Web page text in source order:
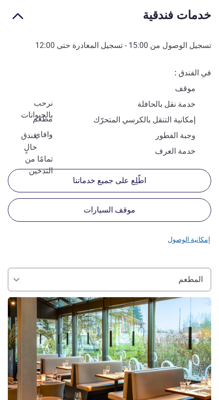
خدمات فندقية
تسجيل الوصول من 15:00 - تسجيل المغادرة حتى 12:00
في الفندق
موقف
نرحب
بالحيوانات
خدمة نقل بالحافلة
مطعم
إمكانية التنقل بالكرسي المتحرّك
وافاي
وجبة الفطور
فندق
خالٍ
تمامًا من
التدخين
خدمة الغرف
اطّلِع على جميع خدماتنا
موقف السيارات
إمكانية الوصول
المطعم
راجع التفاصيل